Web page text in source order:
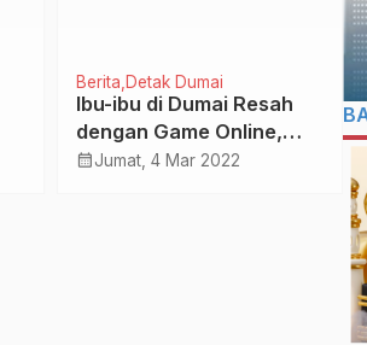
Berita Detak Dumai
Ibu-ibu di Dumai Resah
dengan Game Online,
Mengadu ke Anggota
calendar_monthJumat, 4 Mar 2022